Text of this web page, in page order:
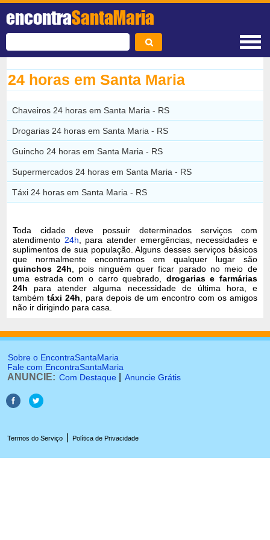
encontraSantaMaria
24 horas em Santa Maria
Chaveiros 24 horas em Santa Maria - RS
Drogarias 24 horas em Santa Maria - RS
Guincho 24 horas em Santa Maria - RS
Supermercados 24 horas em Santa Maria - RS
Táxi 24 horas em Santa Maria - RS
Toda cidade deve possuir determinados serviços com
atendimento 24h , para atender emergências, necessidades e
suplimentos de sua população. Alguns desses serviços básicos
que normalmente encontramos em qualquer lugar são
guinchos 24h , pois ninguém quer ficar parado no meio de
uma estrada com o carro quebrado, drogarias e farmárias
24h para atender alguma necessidade de última hora, e
tambémtáxi 24h , para depois de um encontro com os amigos
não ir dirigindo para casa.
Sobre o EncontraSantaMaria
Fale com EncontraSantaMaria
ANUNCIE: Com Destaque Anuncie Grátis
Termos do Serviço Política de Privacidade